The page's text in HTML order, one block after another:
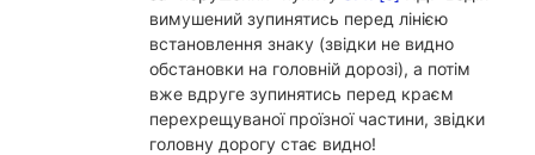
вимушений зупинятись перед лінією
встановлення знаку (звідки не видно
обстановки на головній дорозі), а потім
вже вдруге зупинятись перед краєм
перехрещуваної проїзної частини, звідки
головну дорогу стає видно!